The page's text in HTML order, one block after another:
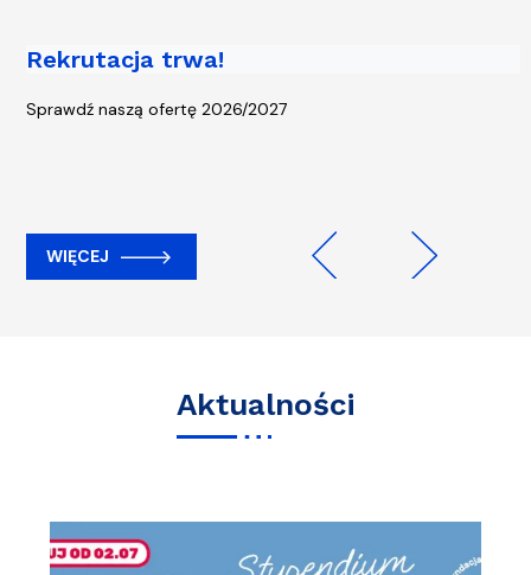
Rekrutacja trwa!
Sprawdź naszą ofertę 2026/2027
WIĘCEJ
Piąta edycja kampanii „Rowerem na
WIĘCEJ
Aktualności